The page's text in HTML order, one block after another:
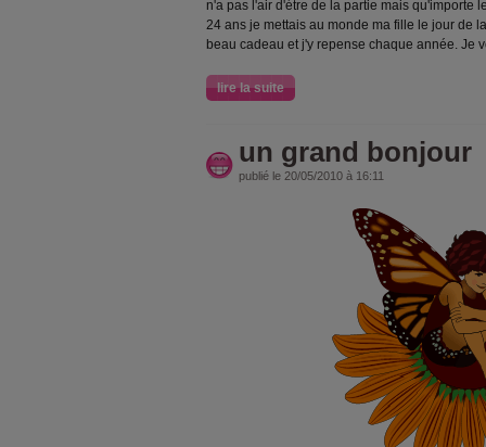
n'a pas l'air d'étre de la partie mais qu'importe
24 ans je mettais au monde ma fille le jour de
beau cadeau et j'y repense chaque année. Je
lire la suite
un grand bonjour
publié le 20/05/2010 à 16:11